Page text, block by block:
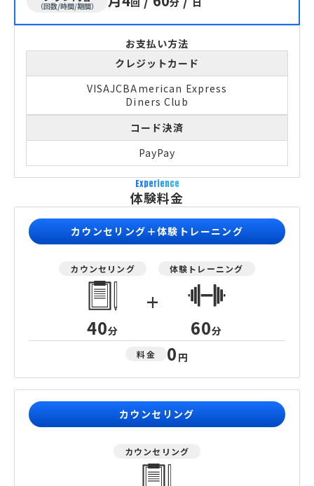
（回数/時間/期間）
お支払い方法
クレジットカード
VISAJCBAmerican Express
Diners Club
コード決済
PayPay
Experience
体験料金
カウンセリング＋体験トレーニング
カウンセリング
40分
+
体験トレーニング
60分
料金 0 円
カウンセリング
カウンセリング